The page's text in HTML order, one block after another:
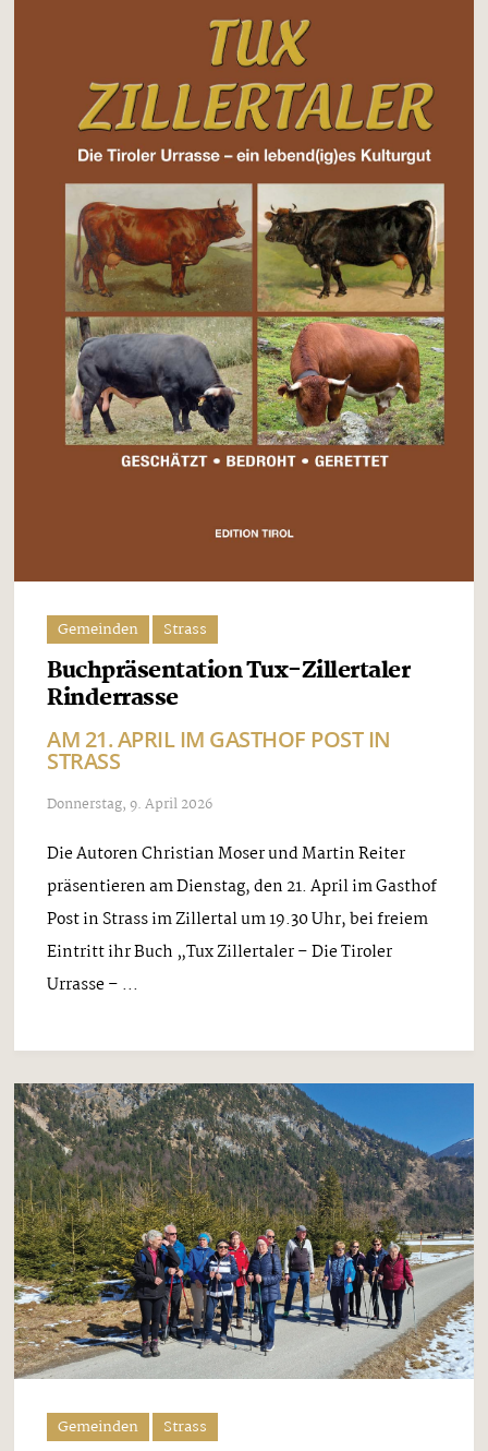
Gemeinden Strass
Buchpräsentation Tux-Zillertaler
Rinderrasse
AM 21. APRIL IM GASTHOF POST IN
STRASS
Donnerstag, 9. April 2026
Die Autoren Christian Moser und Martin Reiter
präsentieren am Dienstag, den 21. April im Gasthof
Post in Strass im Zillertal um 19.30 Uhr, bei freiem
Eintritt ihr Buch „Tux Zillertaler – Die Tiroler
Urrasse – ...
Gemeinden Strass